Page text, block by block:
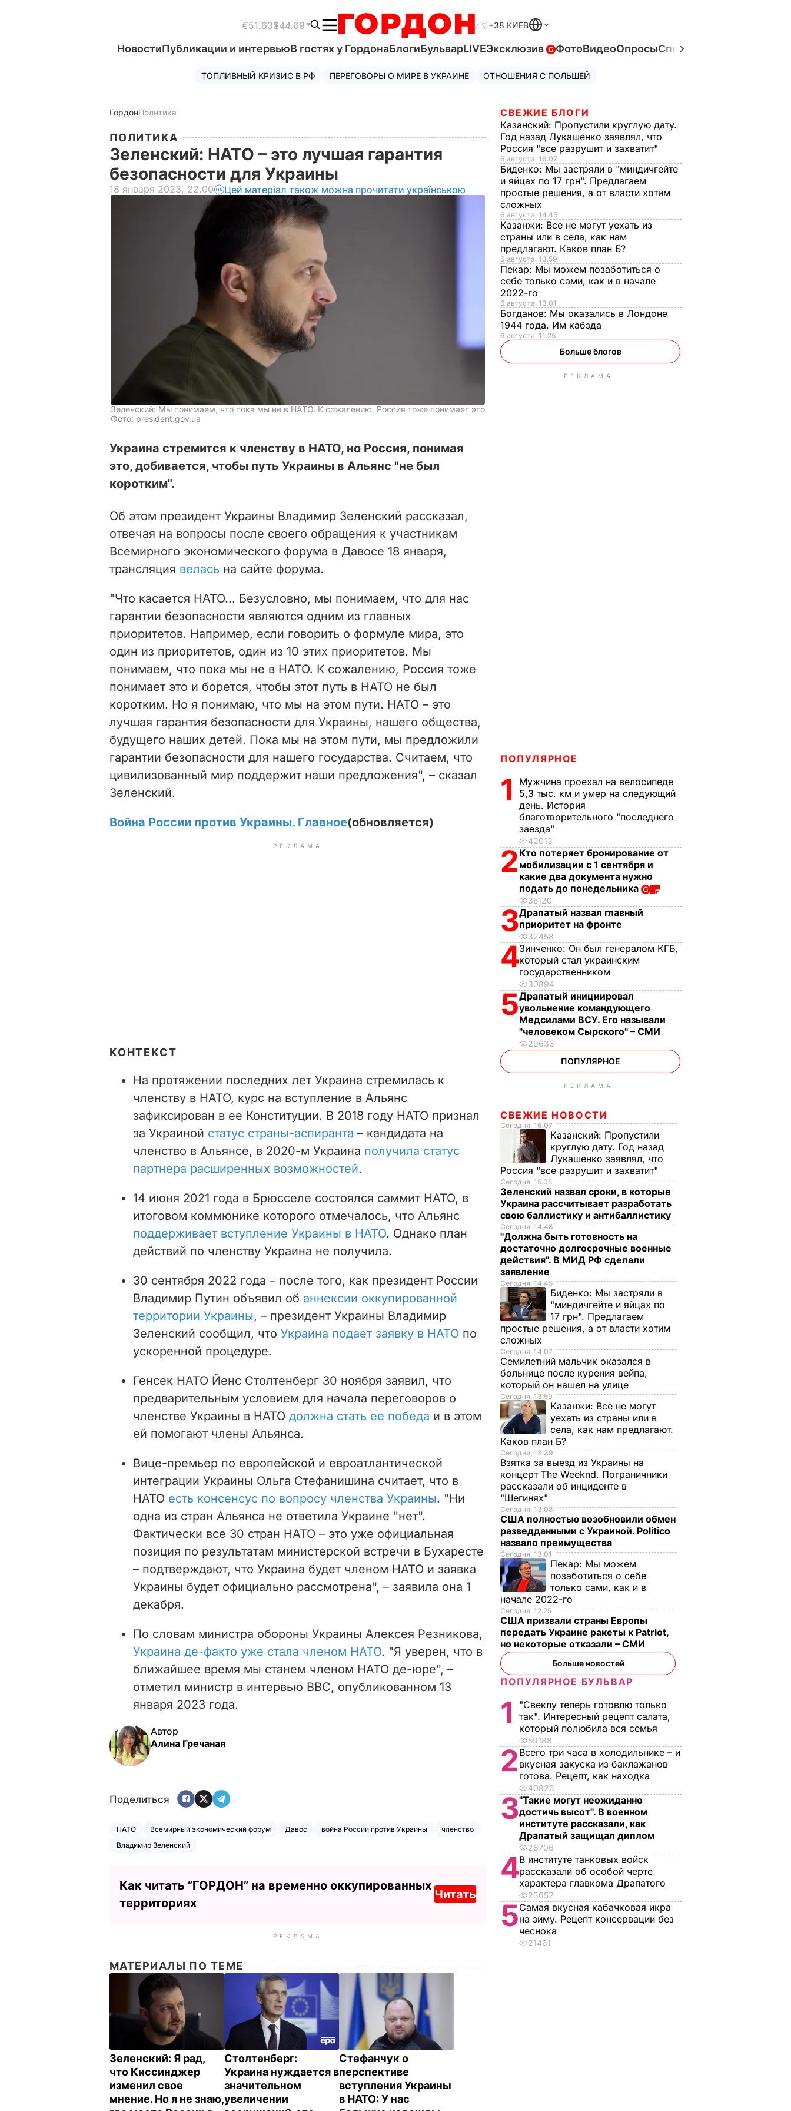
€51.63$44.69 +38 КИЕВ
НовостиПубликации и интервьюВ гостях у ГордонаБлогиБульварLIVEЭксклюзив ФотоВидеоОпросыСпецпроекты
ТОПЛИВНЫЙ КРИЗИС В РФ ПЕРЕГОВОРЫ О МИРЕ В УКРАИНЕ ОТНОШЕНИЯ С ПОЛЬШЕЙ
ГордонПолитика
ПОЛИТИКА
Зеленский: НАТО – это лучшая гарантия
безопасности для Украины
18 января 2023, 22.00 Цей матеріал також можна прочитати українською
Зеленский: Мы понимаем, что пока мы не в НАТО. К сожалению, Россия тоже понимает это
Фото: president.gov.ua
Украина стремится к членству в НАТО, но Россия, понимая
это, добивается, чтобы путь Украины в Альянс "не был
коротким".
Об этом президент Украины Владимир Зеленский рассказал,
отвечая на вопросы после своего обращения к участникам
Всемирного экономического форума в Давосе 18 января,
трансляция велась на сайте форума.
"Что касается НАТО... Безусловно, мы понимаем, что для нас
гарантии безопасности являются одним из главных
приоритетов. Например, если говорить о формуле мира, это
один из приоритетов, один из 10 этих приоритетов. Мы
понимаем, что пока мы не в НАТО. К сожалению, Россия тоже
понимает это и борется, чтобы этот путь в НАТО не был
коротким. Но я понимаю, что мы на этом пути. НАТО – это
лучшая гарантия безопасности для Украины, нашего общества,
будущего наших детей. Пока мы на этом пути, мы предложили
гарантии безопасности для нашего государства. Считаем, что
цивилизованный мир поддержит наши предложения", – сказал
Зеленский.
Война России против Украины. Главное(обновляется)
РЕКЛАМА
КОНТЕКСТ
На протяжении последних лет Украина стремилась к
членству в НАТО, курс на вступление в Альянс
зафиксирован в ее Конституции. В 2018 году НАТО признал
за Украиной статус страны-аспиранта – кандидата на
членство в Альянсе, в 2020-м Украина получила статус
партнера расширенных возможностей.
14 июня 2021 года в Брюсселе состоялся саммит НАТО, в
итоговом коммюнике которого отмечалось, что Альянс
поддерживает вступление Украины в НАТО. Однако план
действий по членству Украина не получила.
30 сентября 2022 года – после того, как президент России
Владимир Путин объявил об аннексии оккупированной
территории Украины, – президент Украины Владимир
Зеленский сообщил, что Украина подает заявку в НАТО по
ускоренной процедуре.
Генсек НАТО Йенс Столтенберг 30 ноября заявил, что
предварительным условием для начала переговоров о
членстве Украины в НАТО должна стать ее победа и в этом
ей помогают члены Альянса.
Вице-премьер по европейской и евроатлантической
интеграции Украины Ольга Стефанишина считает, что в
НАТО есть консенсус по вопросу членства Украины. "Ни
одна из стран Альянса не ответила Украине "нет".
Фактически все 30 стран НАТО – это уже официальная
позиция по результатам министерской встречи в Бухаресте
– подтверждают, что Украина будет членом НАТО и заявка
Украины будет официально рассмотрена", – заявила она 1
декабря.
По словам министра обороны Украины Алексея Резникова,
Украина де-факто уже стала членом НАТО. "Я уверен, что в
ближайшее время мы станем членом НАТО де-юре", –
отметил министр в интервью ВВС, опубликованном 13
января 2023 года.
Автор
Алина Гречаная
Поделиться
НАТО Всемирный экономический форум Давос война России против Украины
членство
Владимир Зеленский
Как читать ”ГОРДОН” на временно оккупированных
территориях
Читать
РЕКЛАМА
МАТЕРИАЛЫ ПО ТЕМЕ
Зеленский: Я рад,
что Киссинджер
изменил свое
мнение. Но я не знаю,
Столтенберг:
Украина нуждается в
значительном
увеличении
Стефанчук о
перспективе
вступления Украины
в НАТО: У нас
СВЕЖИЕ БЛОГИ
Казанский: Пропустили круглую дату.
Год назад Лукашенко заявлял, что
Россия "все разрушит и захватит"
6 августа, 16.07
Биденко: Мы застряли в "миндичгейте
и яйцах по 17 грн". Предлагаем
простые решения, а от власти хотим
сложных
6 августа, 14.45
Казанжи: Все не могут уехать из
страны или в села, как нам
предлагают. Каков план Б?
6 августа, 13.59
Пекар: Мы можем позаботиться о
себе только сами, как и в начале
2022-го
6 августа, 13.01
Богданов: Мы оказались в Лондоне
1944 года. Им кабзда
6 августа, 11.25
Больше блогов
РЕКЛАМА
ПОПУЛЯРНОЕ
1
Мужчина проехал на велосипеде
5,3 тыс. км и умер на следующий
день. История
благотворительного "последнего
заезда"
42013
2 Кто потеряет бронирование от
мобилизации с 1 сентября и
какие два документа нужно
подать до понедельника
35120
3Драпатый назвал главный
приоритет на фронте
32458
4Зинченко: Он был генералом КГБ,
который стал украинским
государственником
30894
5Драпатый инициировал
увольнение командующего
Медсилами ВСУ. Его называли
"человеком Сырского" – СМИ
29633
ПОПУЛЯРНОЕ
РЕКЛАМА
СВЕЖИЕ НОВОСТИ
Сегодня, 16.07
Казанский: Пропустили
круглую дату. Год назад
Лукашенко заявлял, что
Россия "все разрушит и захватит"
Сегодня, 15.05
Зеленский назвал сроки, в которые
Украина рассчитывает разработать
свою баллистику и антибаллистику
Сегодня, 14.48
"Должна быть готовность на
достаточно долгосрочные военные
действия". В МИД РФ сделали
заявление
Сегодня, 14.45
Биденко: Мы застряли в
"миндичгейте и яйцах по
17 грн". Предлагаем
простые решения, а от власти хотим
сложных
Сегодня, 14.07
Семилетний мальчик оказался в
больнице после курения вейпа,
который он нашел на улице
Сегодня, 13.59
Казанжи: Все не могут
уехать из страны или в
села, как нам предлагают.
Каков план Б?
Сегодня, 13.39
Взятка за выезд из Украины на
концерт The Weeknd. Пограничники
рассказали об инциденте в
"Шегинях"
Сегодня, 13.08
США полностью возобновили обмен
разведданными с Украиной. Politico
назвало преимущества
Сегодня, 13.01
Пекар: Мы можем
позаботиться о себе
только сами, как и в
начале 2022-го
Сегодня, 12.25
США призвали страны Европы
передать Украине ракеты к Patriot,
но некоторые отказали – СМИ
Больше новостей
ПОПУЛЯРНОЕ БУЛЬВАР
1
"Свеклу теперь готовлю только
так". Интересный рецепт салата,
который полюбила вся семья
59188
2 Всего три часа в холодильнике – и
вкусная закуска из баклажанов
готова. Рецепт, как находка
40826
3"Такие могут неожиданно
достичь высот". В военном
институте рассказали, как
Драпатый защищал диплом
26706
4В институте танковых войск
рассказали об особой черте
характера главкома Драпатого
23652
5Самая вкусная кабачковая икра
на зиму. Рецепт консервации без
чеснока
21461